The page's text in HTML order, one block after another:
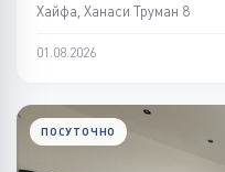
Хайфа, Ханаси Труман 8
01.08.2026
ПОСУТОЧНО